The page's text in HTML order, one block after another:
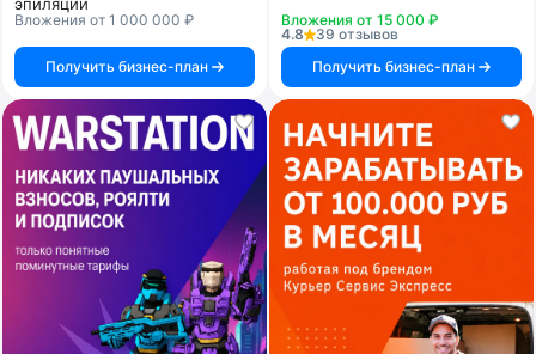
эпиляции
Вложения от 1 000 000 ₽
Получить бизнес-план
Вложения от 15 000 ₽
4.8
39 отзывов
Получить бизнес-план